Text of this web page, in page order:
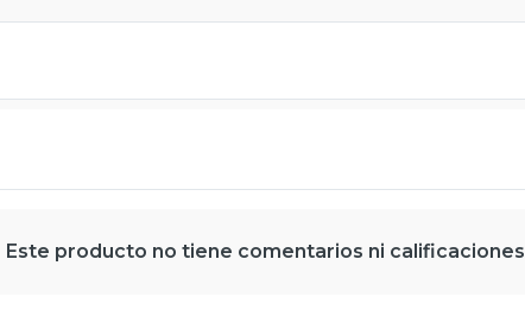
Este producto no tiene comentarios ni calificaciones